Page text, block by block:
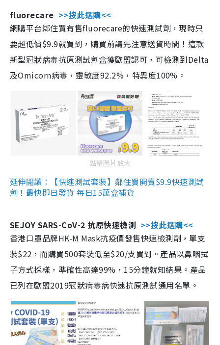
fluorecare >>按此選購<<
網購平台鄰住買有售fluorecare的快速測試劑，現時只
要超低價$9.9就買到，購買前請先注意送貨時間！這款
新型冠狀病毒抗原測試劑盒獲歐盟認可，可檢測到Delta
及Omicorn病毒，靈敏度92.2%，特異度100%。
點擊圖片放大
延伸閱讀：【快速測試套裝】鄰住買開賣$9.9快速測試
劑！最快即日發貨 每日15萬盒補貨
SEJOY SARS-CoV-2 抗原快速檢測 >>按此選購<<
香港口罩品牌HK-M Mask抗疫價發售快速檢測劑，單支
裝$22，而購買500套裝低至$20/支買到。產品以鼻咽拭
子方式採樣，準確性高達99%，15分鐘就知結果。產品
已列在歐盟2019冠狀病毒病快速抗原測試通用名單。